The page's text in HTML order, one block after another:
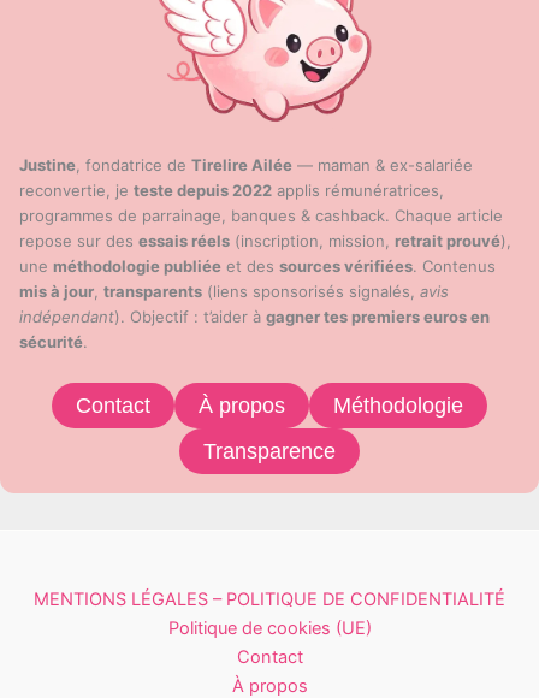
Justine, fondatrice de Tirelire Ailée — maman & ex-salariée
reconvertie, je teste depuis 2022 applis rémunératrices,
programmes de parrainage, banques & cashback. Chaque article
repose sur des essais réels (inscription, mission, retrait prouvé),
une méthodologie publiée et des sources vérifiées. Contenus
mis à jour, transparents (liens sponsorisés signalés, avis
indépendant). Objectif : t’aider à gagner tes premiers euros en
sécurité.
Contact À propos
Méthodologie
Transparence
MENTIONS LÉGALES – POLITIQUE DE CONFIDENTIALITÉ
Politique de cookies (UE)
Contact
À propos